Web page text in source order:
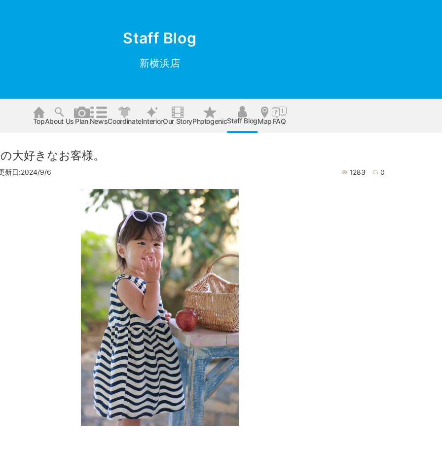
Staff Blog
新横浜店
TopAbout Us Plan NewsCoordinateInteriorOur StoryPhotogenicStaff BlogMap FAQ
大好きなお客様。
日:2024/9/6 1283 0